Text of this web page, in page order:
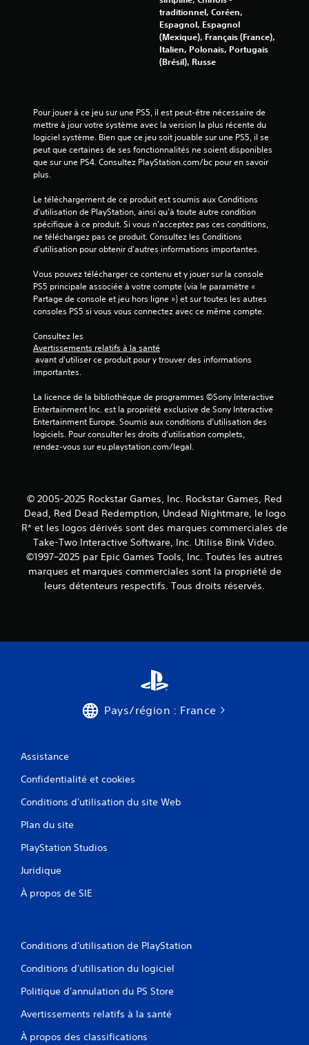
traditionnel, Coréen,
Espagnol, Espagnol
(Mexique), Français (France),
Italien, Polonais, Portugais
(Brésil), Russe
Pour jouer à ce jeu sur une PS5, il est peut-être nécessaire de
mettre à jour votre système avec la version la plus récente du
logiciel système. Bien que ce jeu soit jouable sur une PS5, il se
peut que certaines de ses fonctionnalités ne soient disponibles
que sur une PS4. Consultez PlayStation.com/bc pour en savoir
plus.
Le téléchargement de ce produit est soumis aux Conditions
d'utilisation de PlayStation, ainsi qu'à toute autre condition
spécifique à ce produit. Si vous n'acceptez pas ces conditions,
ne téléchargez pas ce produit. Consultez les Conditions
d'utilisation pour obtenir d'autres informations importantes.
Vous pouvez télécharger ce contenu et y jouer sur la console
PS5 principale associée à votre compte (via le paramètre «
Partage de console et jeu hors ligne ») et sur toutes les autres
consoles PS5 si vous vous connectez avec ce même compte.
Consultez les
Avertissements relatifs à la santé
importantes.
La licence de la bibliothèque de programmes ©Sony Interactive
Entertainment Inc. est la propriété exclusive de Sony Interactive
Entertainment Europe. Soumis aux conditions d’utilisation des
logiciels. Pour consulter les droits d’utilisation complets,
rendez-vous sur eu.playstation.com/legal.
© 2005-2025 Rockstar Games, Inc. Rockstar Games, Red
Dead, Red Dead Redemption, Undead Nightmare, le logo
R* et les logos dérivés sont des marques commerciales de
Take-Two Interactive Software, Inc. Utilise Bink Video.
©1997–2025 par Epic Games Tools, Inc. Toutes les autres
marques et marques commerciales sont la propriété de
leurs détenteurs respectifs. Tous droits réservés.
Pays/région : France
Assistance
Confidentialité et cookies
Conditions d'utilisation du site Web
Plan du site
PlayStation Studios
Juridique
À propos de SIE
Conditions d'utilisation de PlayStation
Conditions d'utilisation du logiciel
Politique d'annulation du PS Store
Avertissements relatifs à la santé
À propos des classifications